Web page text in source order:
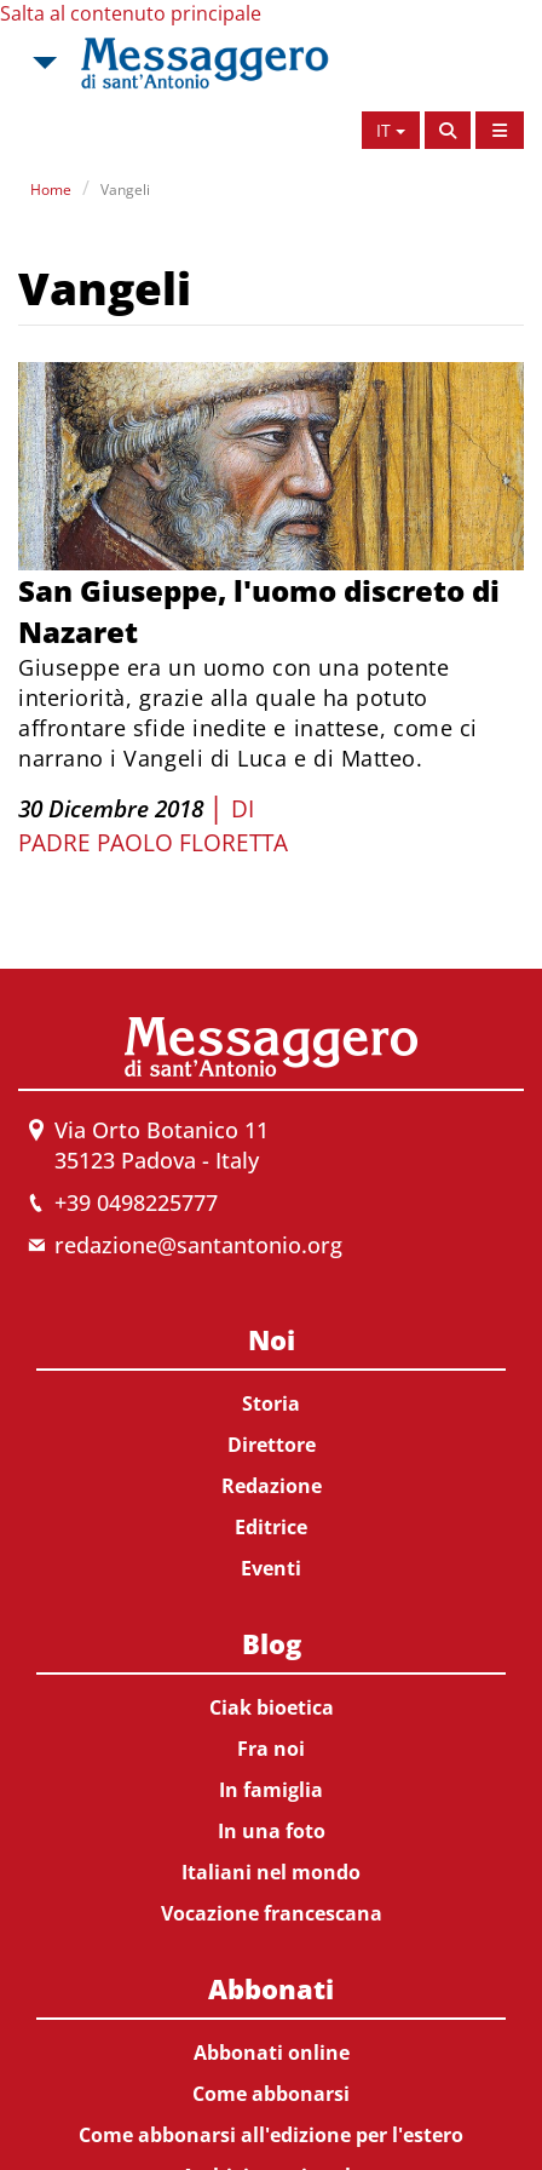
Salta al contenuto principale
IT
Home Vangeli
Vangeli
San Giuseppe, l'uomo discreto di
Nazaret
Giuseppe era un uomo con una potente
interiorità, grazie alla quale ha potuto
affrontare sfide inedite e inattese, come ci
narrano i Vangeli di Luca e di Matteo.
30 Dicembre 2018 | DI
PADRE PAOLO FLORETTA
Via Orto Botanico 11
35123 Padova - Italy
+39 0498225777
redazione@santantonio.org
Noi
Storia
Direttore
Redazione
Editrice
Eventi
Blog
Ciak bioetica
Fra noi
In famiglia
In una foto
Italiani nel mondo
Vocazione francescana
Abbonati
Abbonati online
Come abbonarsi
Come abbonarsi all'edizione per l'estero